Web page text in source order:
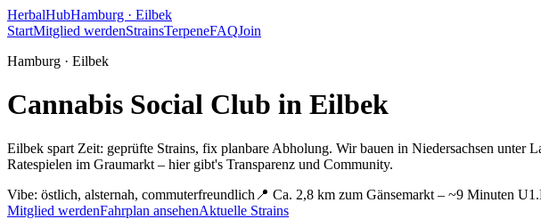
HerbalHubHamburg · Eilbek
StartMitglied werdenStrainsTerpeneFAQJoin
Hamburg · Eilbek
Cannabis Social Club in Eilbek
Eilbek spart Zeit: geprüfte Strains, fix planbare Abholung. Wir bauen in Niedersachsen unter
Ratespielen im Graumarkt – hier gibt's Transparenz und Community.
Vibe: östlich, alsternah, commuterfreundlich 📍 Ca. 2,8 km zum Gänsemarkt – ~9 Minuten U1.
Mitglied werdenFahrplan ansehenAktuelle Strains